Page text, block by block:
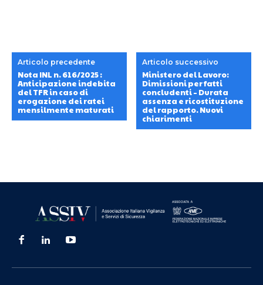
Articolo precedente
Nota INL n. 616/2025 :
Anticipazione indebita
del TFR in caso di
erogazione dei ratei
mensilmente maturati
Articolo successivo
Ministero del Lavoro:
Dimissioni per fatti
concludenti – Durata
assenza e ricostituzione
del rapporto. Nuovi
chiarimenti